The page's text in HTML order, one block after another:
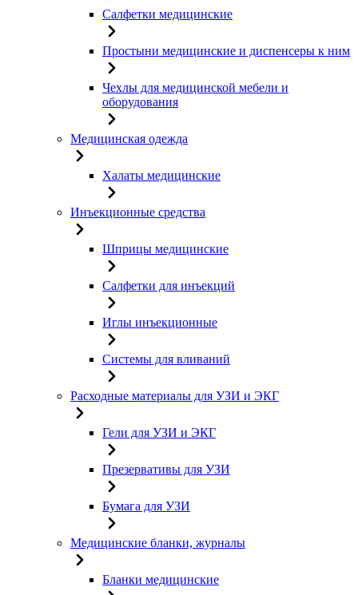
Салфетки медицинские
Простыни медицинские и диспенсеры к ним
Чехлы для медицинской мебели и
оборудования
Медицинская одежда
Халаты медицинские
Инъекционные средства
Шприцы медицинские
Салфетки для инъекций
Иглы инъекционные
Системы для вливаний
Расходные материалы для УЗИ и ЭКГ
Гели для УЗИ и ЭКГ
Презервативы для УЗИ
Бумага для УЗИ
Медицинские бланки, журналы
Бланки медицинские